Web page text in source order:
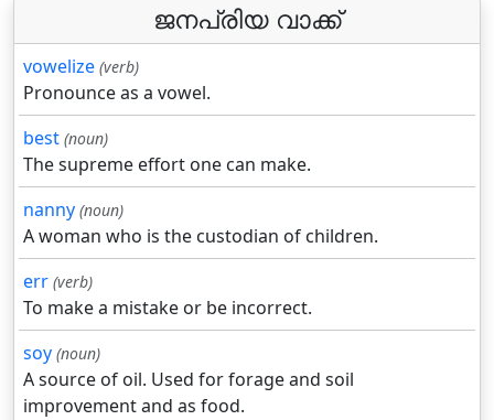
ജനപ്രിയ വാക്ക്
vowelize (verb)
Pronounce as a vowel.
best (noun)
The supreme effort one can make.
nanny (noun)
A woman who is the custodian of children.
err (verb)
To make a mistake or be incorrect.
soy (noun)
A source of oil. Used for forage and soil
improvement and as food.